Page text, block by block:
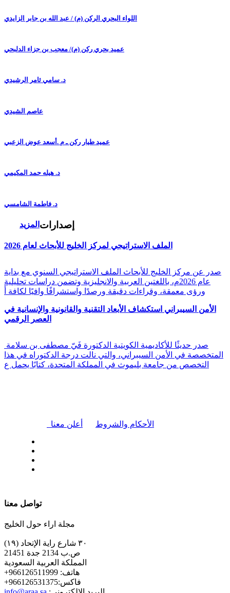
اللواء البحري الركن (م) / عبد الله بن جابر الزايدي
عميد بحري ركن (م)/ معجب بن جزاء الدلبحي
د. سامي ثامر الرشيدي
عاصم الشيدي
عميد طيار ركن ـ م .أسعد عوض الزعبي
د. هيله حمد المكيمي
د. فاطمة الشامسي
المزيد إصدارات
الملف الاستراتيجي لمركز الخليج للأبحاث لعام 2026
صدر عن مركز الخليج للأبحاث الملف الاستراتيجي السنوي مع بداية
عام 2026م، باللغتين العربية والانجليزية وتضمن دراسات تحليلية
ورؤى معمقة، وقراءات دقيقة ورصدًا واستشرافًا وافيًا لكافة أ
الأمن السيبراني استكشاف الأبعاد التقنية والقانونية والإنسانية في
العصر الرقمي
المتخصصة في الأمن السيبراني، والتي نالت درجة الدكتوراه في هذا
التخصص من جامعة بليموث في المملكة المتحدة، كتابًا يحمل ع
أعلن معنا الأحكام والشروط
تواصل معنا
مجلة اراء حول الخليج
٣٠ شارع راية الإتحاد (١٩)
ص.ب 2134 جدة 21451
المملكة العربية السعودية
+هاتف: 966126511999
+فاكس:966126531375